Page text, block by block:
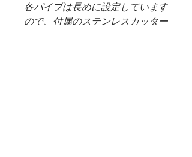
各パイプは長めに設定しています
ので、付属のステンレスカッター